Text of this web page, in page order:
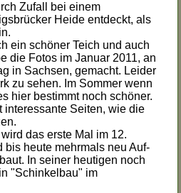
Zufall bei einem
Heide entdeckt, als
ein schöner Teich und auch
die Fotos im Januar 2011, an
in Sachsen, gemacht. Leider
zu sehen. Im Sommer wenn
hier bestimmt noch schöner.
interessante Seiten, wie die
das erste Mal im 12.
bis heute mehrmals neu Auf-
In seiner heutigen noch
"Schinkelbau" im